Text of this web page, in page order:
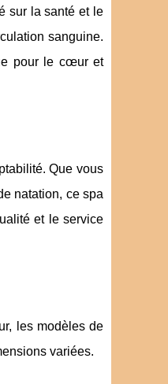
sur la santé et le
sanguine.
pour le cœur et
Que vous
natation, ce spa
et le service
les modèles de
variées.